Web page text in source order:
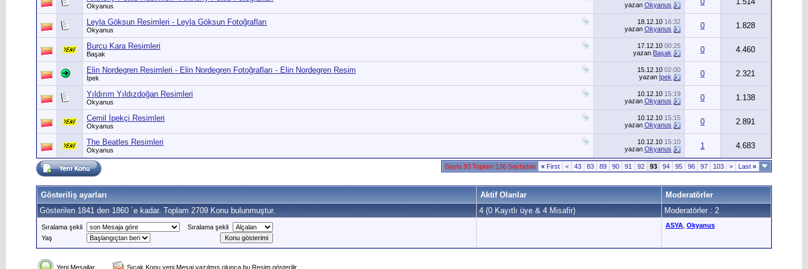
Okyanus
yazan Okyanus
Leyla Göksun Resimleri - Leyla Göksun Fotoğrafları
Okyanus
18.12.10 16:32
yazan Okyanus 0 1.828
Burcu Kara Resimleri
Başak
17.12.10 00:25
yazan Başak 0 4.460
Elin Nordegren Resimleri - Elin Nordegren Fotoğrafları - Elin Nordegren Resim
İpek
15.12.10 02:00
yazan İpek 0 2.321
Yıldırım Yıldızdoğan Resimleri
Okyanus
10.12.10 15:19
yazan Okyanus 0 1.138
Cemil İpekçi Resimleri
Okyanus
10.12.10 15:15
yazan Okyanus 0 2.891
The Beatles Resimleri
Okyanus
10.12.10 15:10
yazan Okyanus 1 4.683
Sayfa 93 Toplam 136 Sayfadan « First < 43 83 89 90 91 92 93 94 95 96 97 103 > Last »
Gösteriliş ayarları Aktif Olanlar
Moderatörler
Gösterilen 1841 den 1860 ´e kadar. Toplam 2709 Konu bulunmuştur.
4 (0 Kayıtlı üye & 4 Misafir) Moderatörler : 2
Sıralama şekli
Sıralama şekli
Yaş
ASYA Okyanus
Yeni Mesajlar Sıcak Konu yeni Mesaj yazılmış olunca bu Resim gösterilir